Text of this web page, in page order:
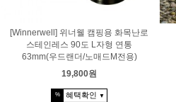
[Winnerwell] 위너웰 캠핑용 화목난로
스테인레스 90도 L자형 연통
63mm(우드랜더/노매드M전용)
19,800원
% 혜택확인 ▼